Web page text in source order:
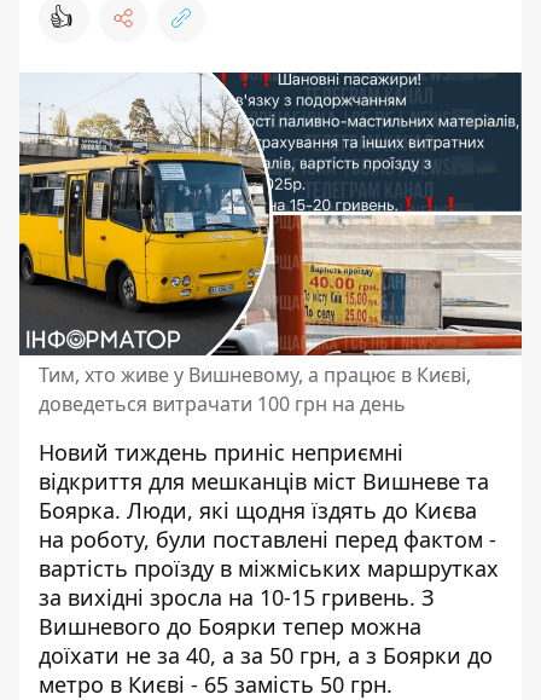
👍
Тим, хто живе у Вишневому, а працює в Києві,
доведеться витрачати 100 грн на день
Новий тиждень приніс неприємні
відкриття для мешканців міст Вишневе та
Боярка. Люди, які щодня їздять до Києва
на роботу, були поставлені перед фактом -
вартість проїзду в міжміських маршрутках
за вихідні зросла на 10-15 гривень. З
Вишневого до Боярки тепер можна
доїхати не за 40, а за 50 грн, а з Боярки до
метро в Києві - 65 замість 50 грн.